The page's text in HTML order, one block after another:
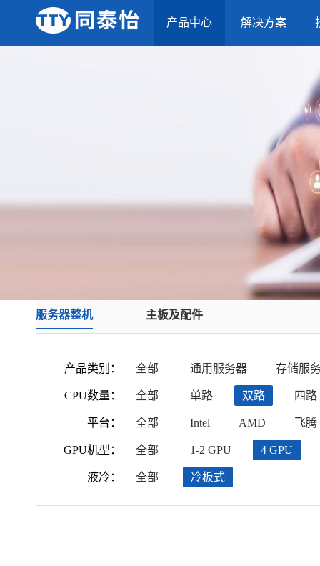
产品中心 解决方案
服务器整机 主板及配件
产品类别：
CPU数量：
平台：
GPU机型：
液冷：
全部 通用服务器 存储服
全部 单路 双路 四路
全部 Intel AMD 飞腾
全部 1-2 GPU 4 GPU
全部 冷板式